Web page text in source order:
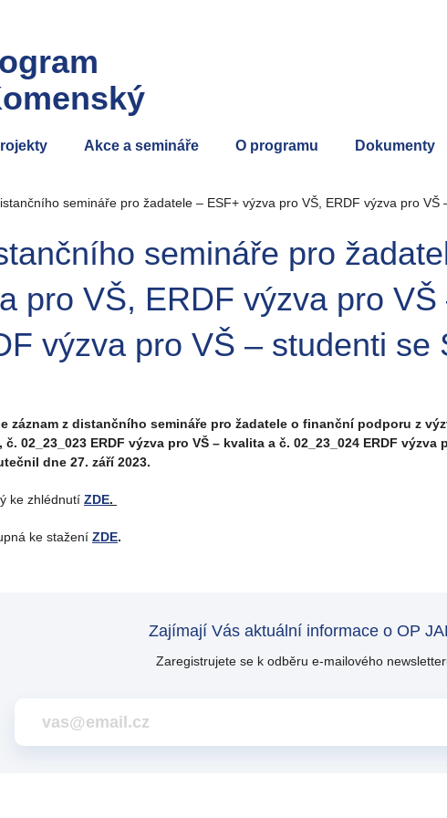
Akce a semináře O programu Dokumenty
semináře pro žadatele – ESF+ výzva pro VŠ, ERDF výzva pro
semináře pro
pro VŠ, ERDF výzva pro VŠ
výzva pro VŠ – studenti se
záznam z distančního semináře pro žadatele o finanční podporu z
č. 02_23_023 ERDF výzva pro VŠ – kvalita a č. 02_23_024 ERDF výzva
dne 27. září 2023.
ke zhlédnutí ZDE.
ke stažení ZDE.
Zajímají Vás aktuální informace o OP
Zaregistrujete se k odběru e-mailového